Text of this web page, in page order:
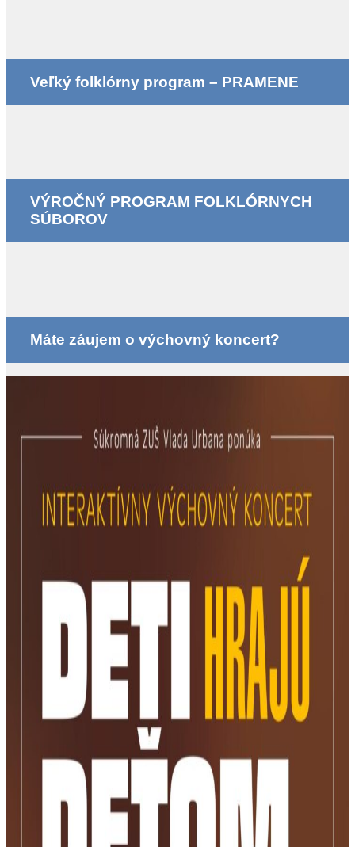
Veľký folklórny program – PRAMENE
VÝROČNÝ PROGRAM FOLKLÓRNYCH
SÚBOROV
Máte záujem o výchovný koncert?